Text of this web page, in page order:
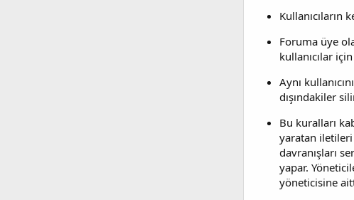
Kullanıcıların
Foruma üye
kullanıcılar
Aynı
dışındakiler
Bu kuralları
yaratan iletileri
davranışları
yapar.
yöneticisine